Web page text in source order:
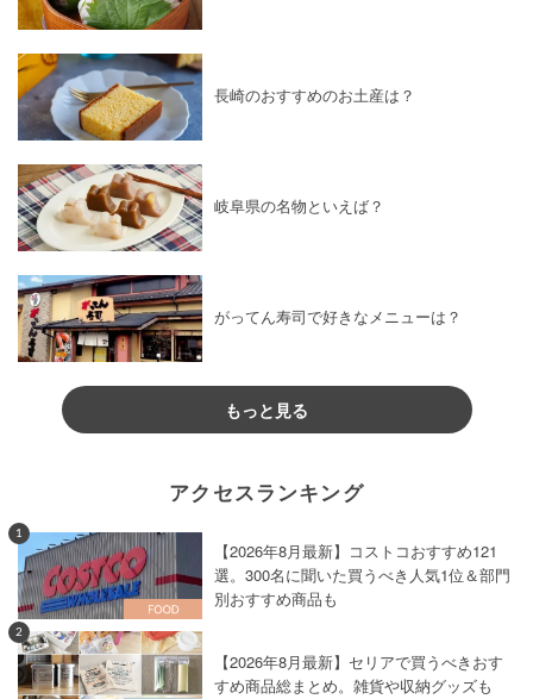
長崎のおすすめのお土産は？
岐阜県の名物といえば？
がってん寿司で好きなメニューは？
もっと見る
アクセスランキング
1
【2026年8月最新】コストコおすすめ121
選。300名に聞いた買うべき人気1位＆部門
別おすすめ商品も
2
【2026年8月最新】セリアで買うべきおす
すめ商品総まとめ。雑貨や収納グッズも